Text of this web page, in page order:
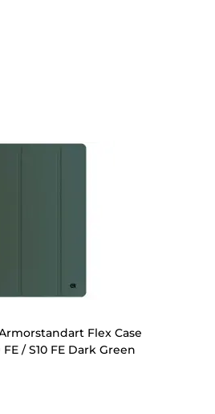
Flex Case
/ S10 FE Dark Green